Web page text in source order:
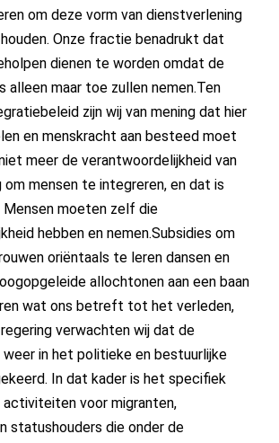
om deze vorm van dienstverlening
Onze fractie benadrukt dat
dienen te worden omdat de
alleen maar toe zullen nemen.Ten
zijn wij van mening dat hier
en menskracht aan besteed moet
meer de verantwoordelijkheid van
om mensen te integreren, en dat is
Mensen moeten zelf die
hebben en nemen.Subsidies om
oriëntaals te leren dansen en
allochtonen aan een baan
wat ons betreft tot het verleden,
verwachten wij dat de
in het politieke en bestuurlijke
In dat kader is het specifiek
activiteiten voor migranten,
statushouders die onder de